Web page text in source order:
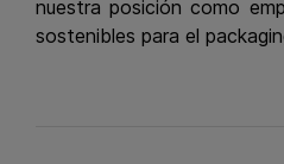
nuestra posición como
sostenibles para el